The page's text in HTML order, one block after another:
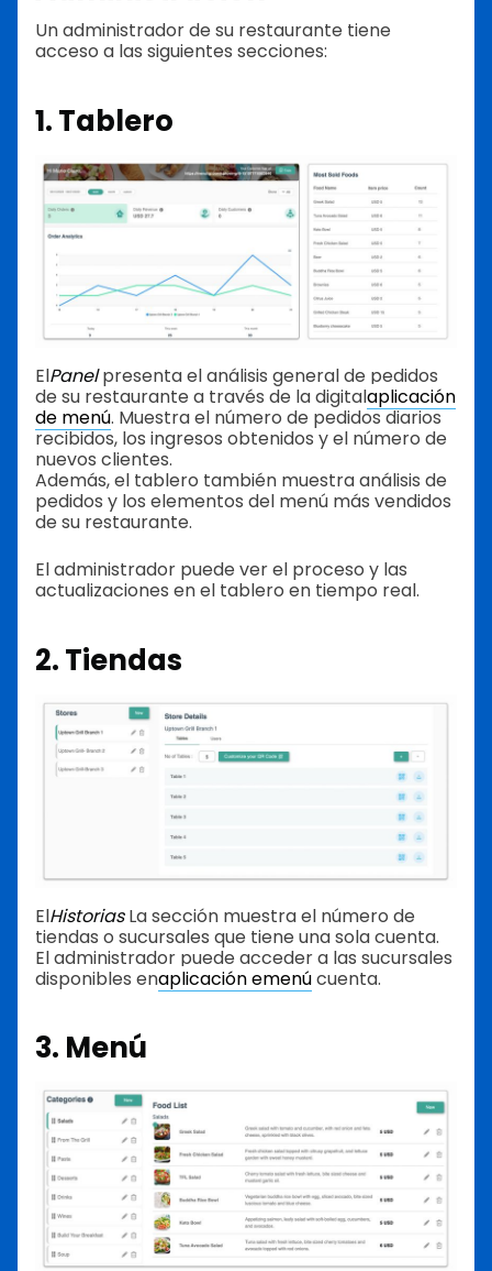
Un administrador de su restaurante tiene
acceso a las siguientes secciones:
1. Tablero
ElPanelpresenta el análisis general de pedidos
de su restaurante a través de la digitalaplicación
de menú. Muestra el número de pedidos diarios
recibidos, los ingresos obtenidos y el número de
nuevos clientes.
Además, el tablero también muestra análisis de
pedidos y los elementos del menú más vendidos
de su restaurante.
El administrador puede ver el proceso y las
actualizaciones en el tablero en tiempo real.
2. Tiendas
ElHistoriasLa sección muestra el número de
tiendas o sucursales que tiene una sola cuenta.
El administrador puede acceder a las sucursales
disponibles enaplicación emenúcuenta.
3. Menú